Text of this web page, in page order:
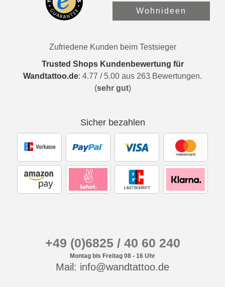
Wohnideen
Zufriedene Kunden beim Testsieger
Trusted Shops Kundenbewertung für
Wandtattoo.de: 4.77 / 5.00 aus 263 Bewertungen.
(sehr gut)
Sicher bezahlen
+49 (0)6825 / 40 60 240
Montag bis Freitag 08 - 16 Uhr
Mail: info@wandtattoo.de